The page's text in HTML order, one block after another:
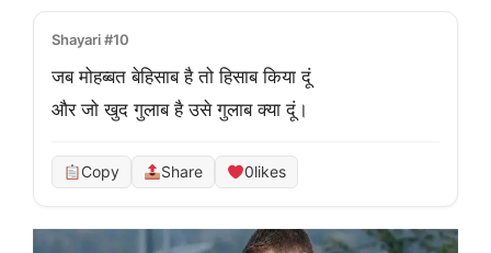
Shayari #10
जब मोहब्बत बेहिसाब है तो हिसाब किया दूं
और जो खुद गुलाब है उसे गुलाब क्या दूं।
Copy Share 0likes